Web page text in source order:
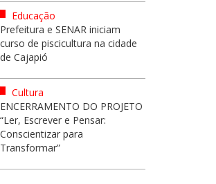
Educação
Prefeitura e SENAR iniciam
curso de piscicultura na cidade
de Cajapió
Cultura
ENCERRAMENTO DO PROJETO
“Ler, Escrever e Pensar:
Conscientizar para
Transformar”